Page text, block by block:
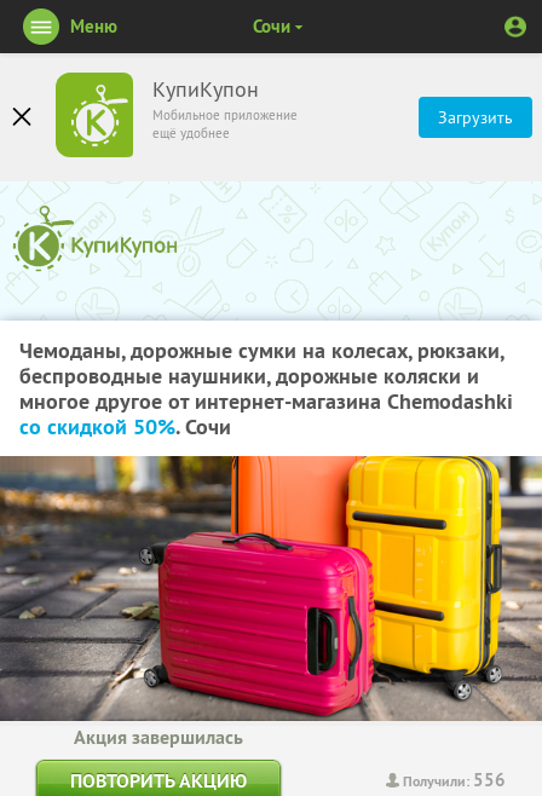
КупиКупон
Мобильное приложение
ещё удобнее
Загрузить
Меню Сочи
Чемоданы, дорожные сумки на колесах, рюкзаки,
беспроводные наушники, дорожные коляски и
многое другое от интернет-магазина Сhemodashki
со скидкой 50%. Сочи
Получили: 556
Акция завершилась
ПОВТОРИТЬ АКЦИЮ